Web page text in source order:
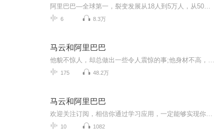
6 8.3万
马云和阿里巴巴
175 48.2万
马云和阿里巴巴
10 1082